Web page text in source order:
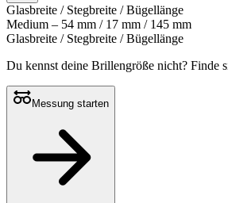
Glasbreite / Stegbreite / Bügellänge
Medium – 54 mm / 17 mm / 145 mm
Glasbreite / Stegbreite / Bügellänge
Du kennst deine Brillengröße nicht? Finde
Messung starten